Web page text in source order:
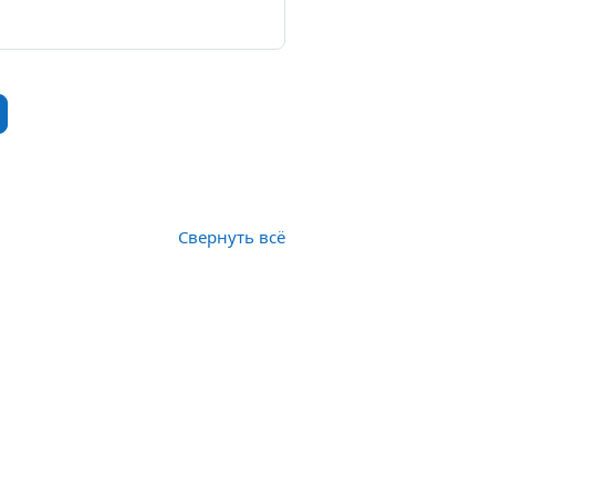
курса
курса
Свернуть всё